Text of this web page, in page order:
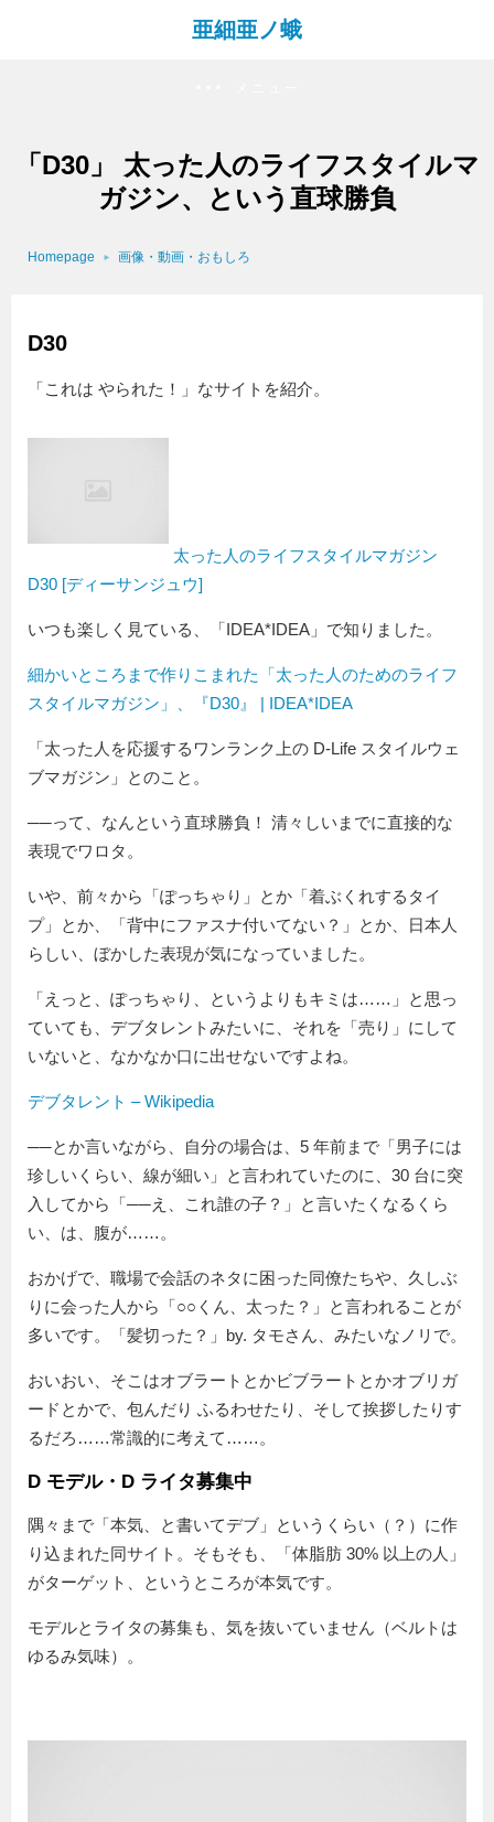
亜細亜ノ蛾
「D30」 太った人のライフスタイルマ
ガジン、という直球勝負
Homepage 画像・動画・おもしろ
D30
「これは やられた！」なサイトを紹介。
太った人のライフスタイルマガジン
D30 [ディーサンジュウ]
いつも楽しく見ている、「IDEA*IDEA」で知りました。
細かいところまで作りこまれた「太った人のためのライフ
スタイルマガジン」、『D30』 | IDEA*IDEA
「太った人を応援するワンランク上の D-Life スタイルウェ
ブマガジン」とのこと。
──って、なんという直球勝負！ 清々しいまでに直接的な
表現でワロタ。
いや、前々から「ぽっちゃり」とか「着ぶくれするタイ
プ」とか、「背中にファスナ付いてない？」とか、日本人
らしい、ぼかした表現が気になっていました。
「えっと、ぽっちゃり、というよりもキミは……」と思っ
ていても、デブタレントみたいに、それを「売り」にして
いないと、なかなか口に出せないですよね。
デブタレント – Wikipedia
──とか言いながら、自分の場合は、5 年前まで「男子には
珍しいくらい、線が細い」と言われていたのに、30 台に突
入してから「──え、これ誰の子？」と言いたくなるくら
い、は、腹が……。
おかげで、職場で会話のネタに困った同僚たちや、久しぶ
りに会った人から「○○くん、太った？」と言われることが
多いです。「髪切った？」by. タモさん、みたいなノリで。
おいおい、そこはオブラートとかビブラートとかオブリガ
ードとかで、包んだり ふるわせたり、そして挨拶したりす
るだろ……常識的に考えて……。
D モデル・D ライタ募集中
隅々まで「本気、と書いてデブ」というくらい（？）に作
り込まれた同サイト。そもそも、「体脂肪 30% 以上の人」
がターゲット、というところが本気です。
モデルとライタの募集も、気を抜いていません（ベルトは
ゆるみ気味）。